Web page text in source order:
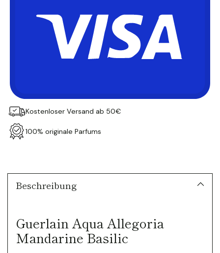
Kostenloser Versand ab 50€
100% originale Parfums
legen
Beschreibung
Guerlain Aqua Allegoria
Mandarine Basilic